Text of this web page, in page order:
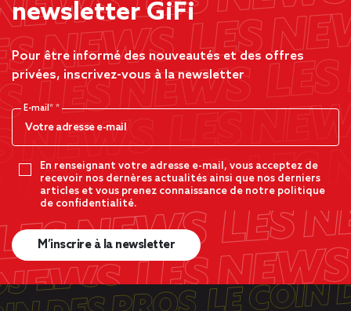
newsletter GiFi
Pour être informé des nouveautés et des offres
privées, inscrivez-vous à la newsletter
E-mail*
En renseignant votre adresse e-mail, vous acceptez de
recevoir nos dernères actualités ainsi que nos derniers
articles et vous prenez connaissance de notre politique
de confidentialité.
M’inscrire à la newsletter